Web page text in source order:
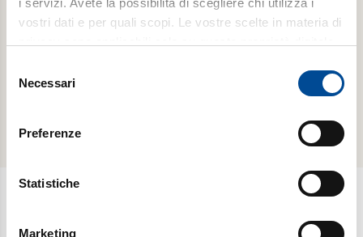
i servizi. Avete la possibilità di scegliere chi utilizza i
vostri dati e per quali scopi. Le vostre scelte in materia di
modificare o revocare il proprio consenso in qualsiasi
momento dalla Dichiarazione sui cookie o facendo clic
raccogliere informazioni sulla tua posizione
geografica, con un'approssimazione di qualche
delNecessari
Preferenze
Statistiche
Marketing
resistono ai
talebani
più
Newsletter